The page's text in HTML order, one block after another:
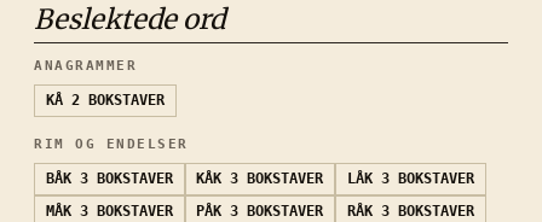
Beslektede ord
ANAGRAMMER
KÅ 2 BOKSTAVER
RIM OG ENDELSER
BÅK 3 BOKSTAVER KÅK 3 BOKSTAVER LÅK 3 BOKSTAVER
MÅK 3 BOKSTAVER PÅK 3 BOKSTAVER RÅK 3 BOKSTAVER